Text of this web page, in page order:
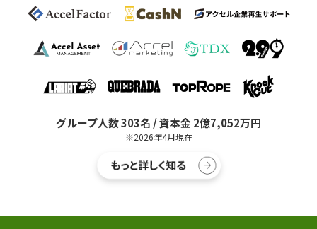
グループ人数 303名 / 資本金 2億7,052万円
※2026年4月現在